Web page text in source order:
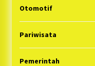
Otomotif
Pariwisata
Pemerintah